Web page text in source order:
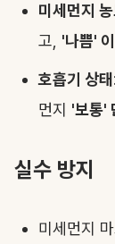
미세먼지
고, '나쁨'
호흡기 상태
먼지 '보통'
실수 방지
미세먼지